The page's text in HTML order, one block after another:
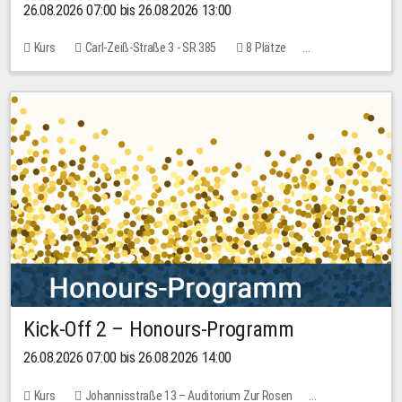
26.08.2026 07:00 bis 26.08.2026 13:00
Kurs Carl-Zeiß-Straße 3 - SR 385
8 Plätze
20,00 EUR
Kick-Off 2 – Honours-Programm
26.08.2026 07:00 bis 26.08.2026 14:00
Kurs
Johannisstraße 13 – Auditorium Zur Rosen